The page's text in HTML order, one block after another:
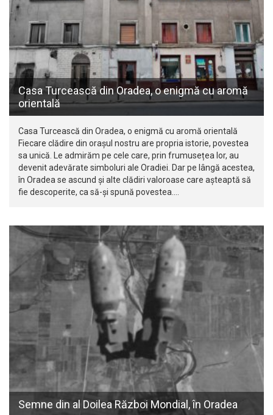
Casa Turcească din Oradea, o enigmă cu aromă
orientală
Casa Turcească din Oradea, o enigmă cu aromă orientală
Fiecare clădire din orașul nostru are propria istorie, povestea
sa unică. Le admirăm pe cele care, prin frumusețea lor, au
devenit adevărate simboluri ale Oradiei. Dar pe lângă acestea,
în Oradea se ascund și alte clădiri valoroase care așteaptă să
fie descoperite, ca să-și spună povestea.…
Semne din al Doilea Război Mondial, în Oradea